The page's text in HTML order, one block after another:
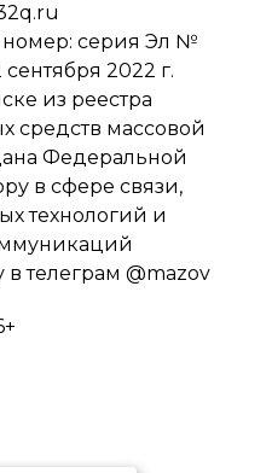
серия Эл №
2022 г.
из реестра
средств массовой
Федеральной
в сфере связи,
технологий и
телеграм @mazov